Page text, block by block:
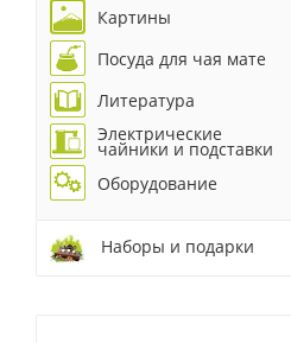
Картины
Посуда для чая мате
Литература
Электрические
чайники и подставки
Оборудование
Наборы и подарки